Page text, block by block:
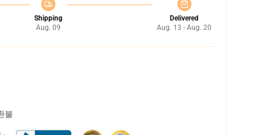
Shipping
Aug. 09
Delivered
Aug. 13 - Aug. 20
불